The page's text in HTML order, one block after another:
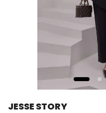
JESSE STORY